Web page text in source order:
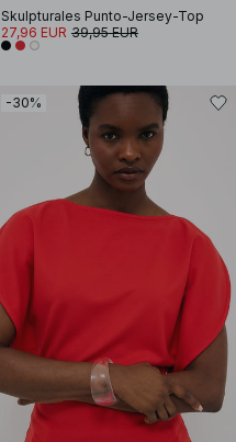
Skulpturales Punto-Jersey-Top
27,96 EUR 39,95 EUR
-30%